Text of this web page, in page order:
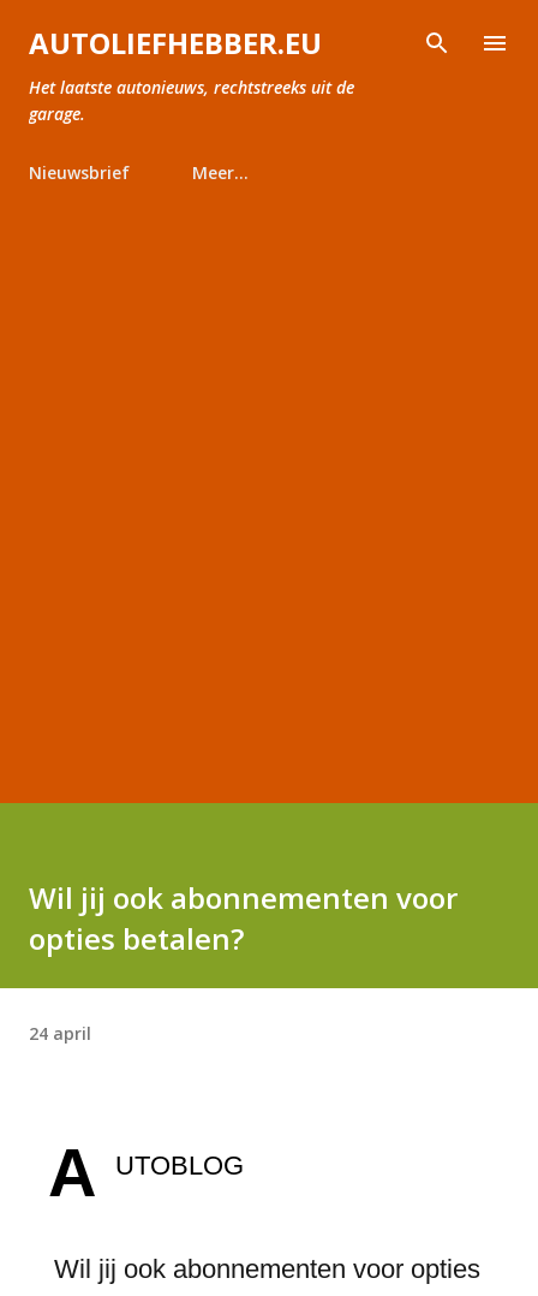
Doorgaan naar hoofdcontent
AUTOLIEFHEBBER.EU
Het laatste autonieuws, rechtstreeks uit de
garage.
Nieuwsbrief Meer…
Wil jij ook abonnementen voor
opties betalen?
24 april
A UTOBLOG
Wil jij ook abonnementen voor opties